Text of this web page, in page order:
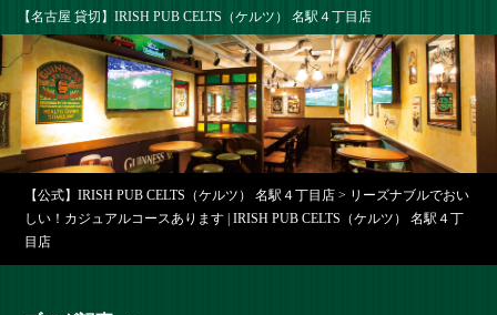
【名古屋 貸切】IRISH PUB CELTS（ケルツ） 名駅４丁目店
【公式】IRISH PUB CELTS（ケルツ） 名駅４丁目店 > リーズナブルでおい
しい！カジュアルコースあります | IRISH PUB CELTS（ケルツ） 名駅４丁
目店